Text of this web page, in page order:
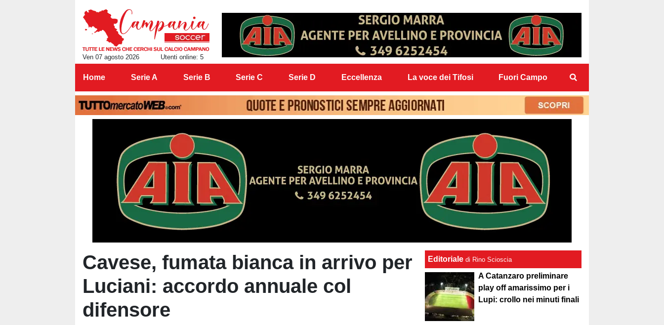
Ven 07 agosto 2026 Utenti online: 5
Home Serie A Serie B Serie C Serie D Eccellenza La voce dei Tifosi Fuori Campo
Cavese, fumata bianca in arrivo per
Luciani: accordo annuale col
difensore
Editoriale di Rino Scioscia
A Catanzaro preliminare
play off amarissimo per i
Lupi: crollo nei minuti finali